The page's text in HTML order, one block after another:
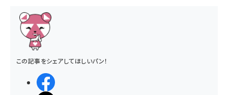
この記事をシェアしてほしいパン！